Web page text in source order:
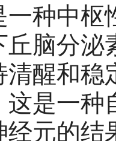
种中
丘脑分
醒和
是一
经元的